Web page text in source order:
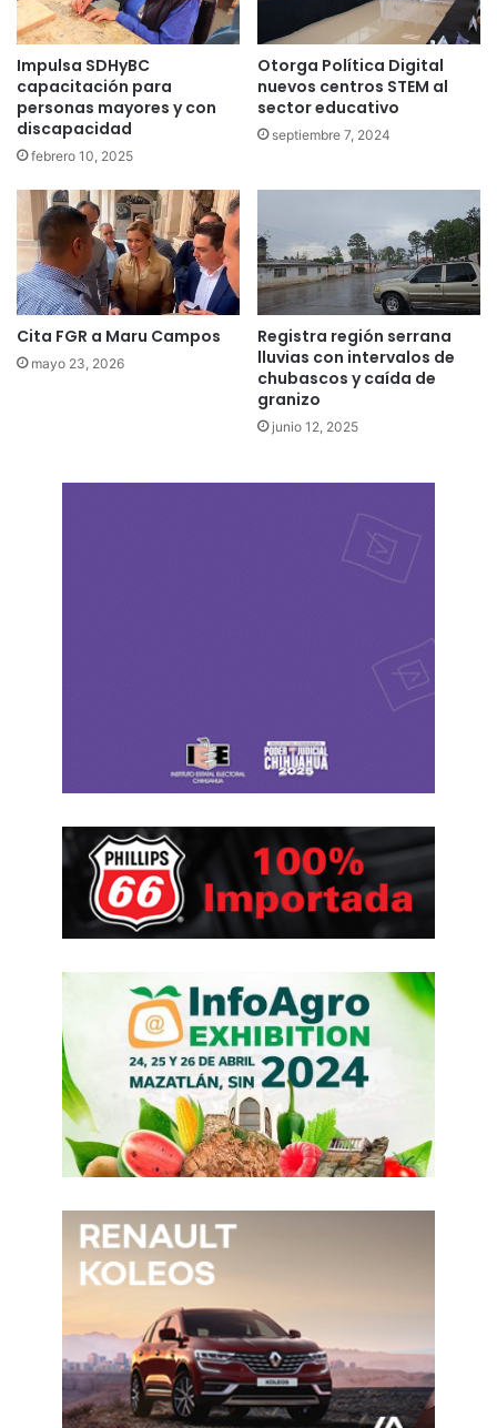
Impulsa SDHyBC
capacitación para
personas mayores y con
discapacidad
febrero 10, 2025
Otorga Política Digital
nuevos centros STEM al
sector educativo
septiembre 7, 2024
Cita FGR a Maru Campos
mayo 23, 2026
Registra región serrana
lluvias con intervalos de
chubascos y caída de
granizo
junio 12, 2025